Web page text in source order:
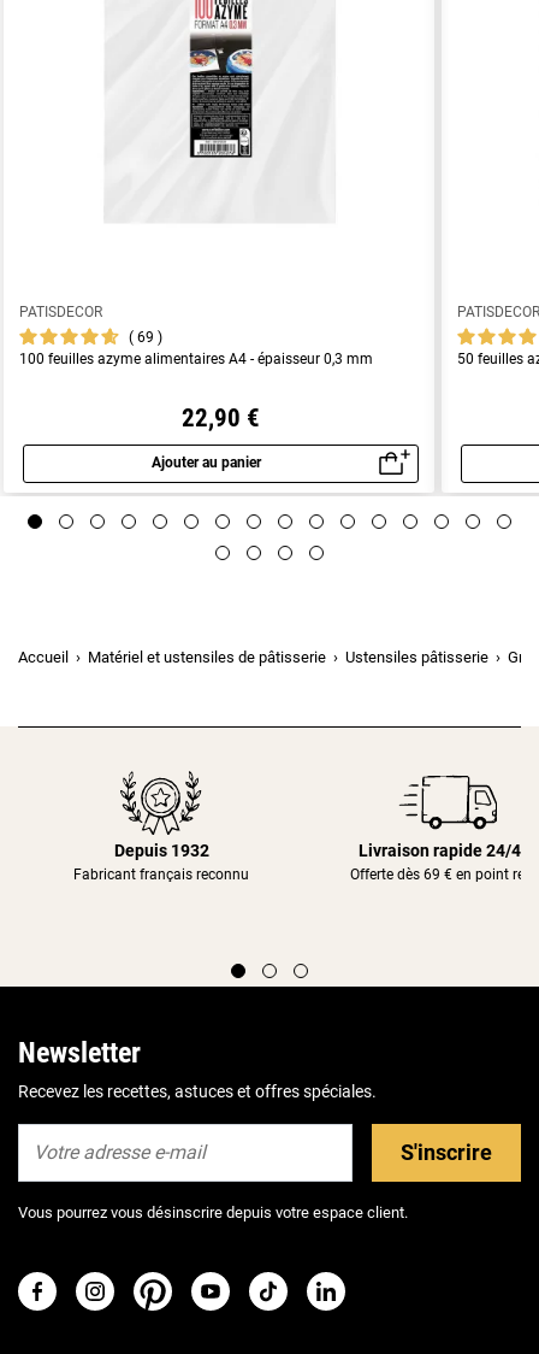
PATISDECOR
69
100 feuilles azyme alimentaires A4 - épaisseur 0,3 mm
22,90 €
Ajouter au panier
Aperçu rapide
50 feuilles
Accueil Matériel et ustensiles de pâtisserie Ustensiles pâtisserie
Depuis 1932
Fabricant français reconnu
Livraison rapide 24/48h
Offerte dès 69 € en point
Newsletter
Recevez les recettes, astuces et offres spéciales.
S'inscrire
Vous pourrez vous désinscrire depuis votre espace client.